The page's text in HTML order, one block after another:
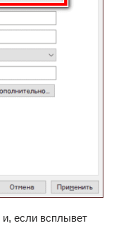
если всплывет